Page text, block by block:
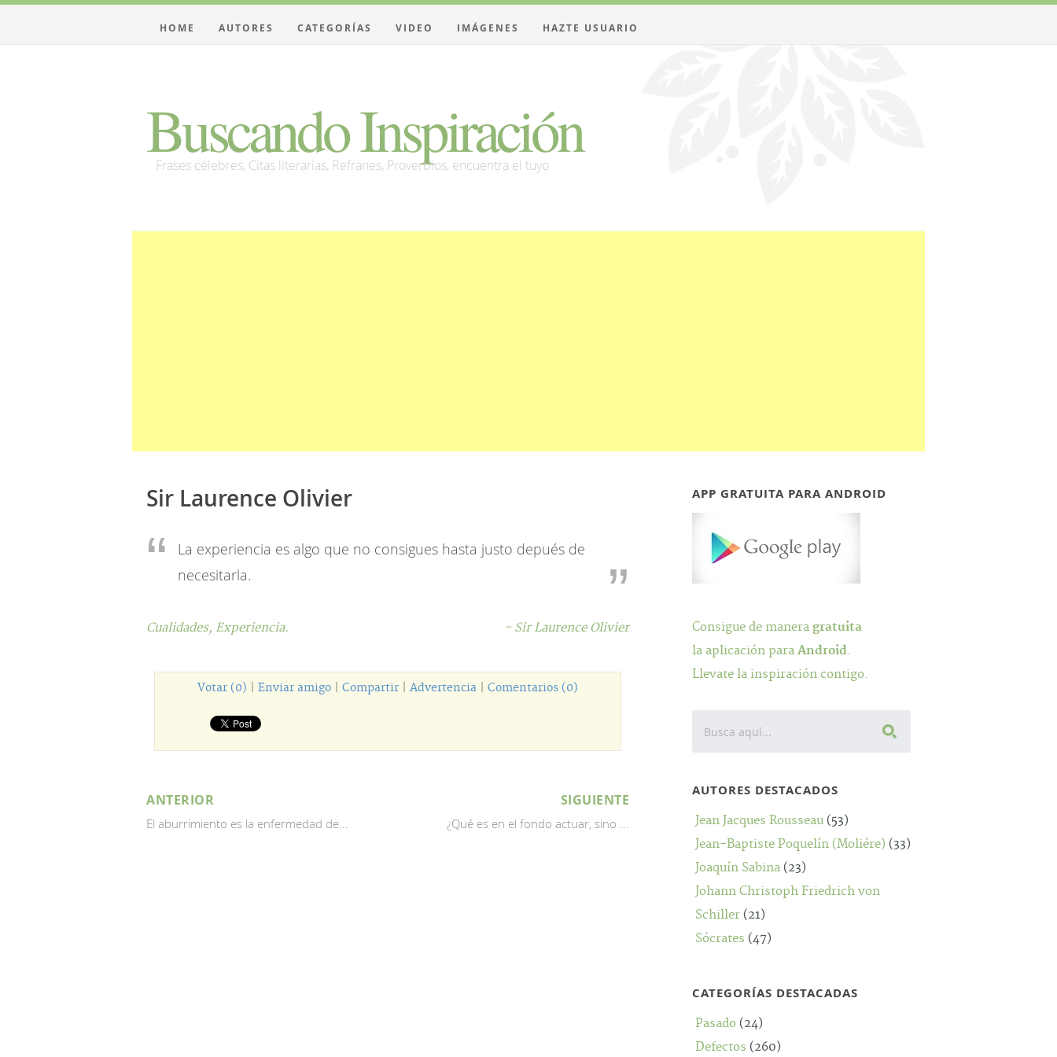
Buscando Inspiración
Frases célebres, Citas literarias, Refranes, Proverbios, encuentra el tuyo
HOME AUTORES CATEGORÍAS VIDEO IMÁGENES HAZTE USUARIO
Sir Laurence Olivier
La experiencia es algo que no consigues hasta justo depués de
necesitarla.
Cualidades, Experiencia. - Sir Laurence Olivier
Votar (0) Enviar amigo Compartir Advertencia Comentarios (0)
ANTERIOR
El aburrimiento es la enfermedad de...
SIGUIENTE
¿Qué es en el fondo actuar, sino ...
APP GRATUITA PARA ANDROID
Consigue de maneragratuita
la aplicación paraAndroid.
Llevate la inspiración contigo.
AUTORES DESTACADOS
Jean Jacques Rousseau (53)
Jean-Baptiste Poquelín (Moliére) (33)
Joaquín Sabina (23)
Johann Christoph Friedrich von
Schiller (21)
Sócrates (47)
CATEGORÍAS DESTACADAS
Pasado (24)
Defectos (260)